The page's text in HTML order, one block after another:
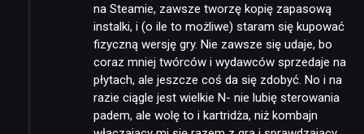
na Steamie, zawsze tworzę kopię zapasową
instalki, i (o ile to możliwe) staram się kupować
fizyczną wersję gry. Nie zawsze się udaje, bo
coraz mniej twórców i wydawców sprzedaje na
płytach, ale jeszcze coś da się zdobyć. No i na
razie ciągle jest wielkie N- nie lubię sterowania
padem, ale wolę to i kartridża, niż kombajn